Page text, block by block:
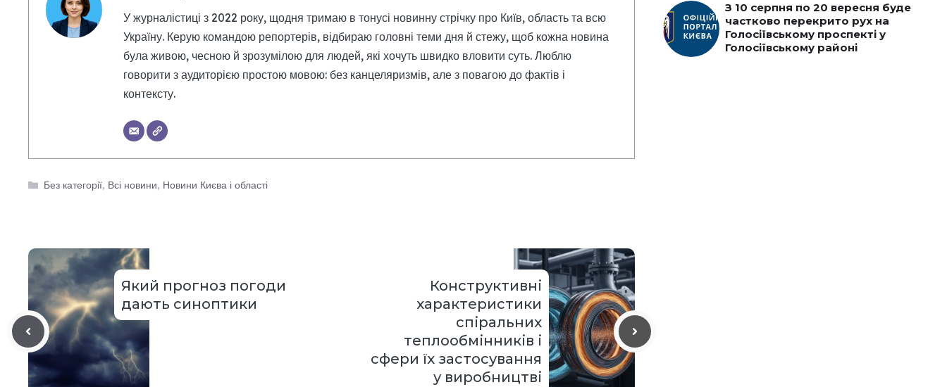
У журналістиці з 2022 року, щодня тримаю в тонусі новинну стрічку про Київ, область та всю
Україну. Керую командою репортерів, відбираю головні теми дня й стежу, щоб кожна новина
була живою, чесною й зрозумілою для людей, які хочуть швидко вловити суть. Люблю
говорити з аудиторією простою мовою: без канцеляризмів, але з повагою до фактів і
контексту.
Категорії
Без категорії, Всі новини, Новини Києва і області
Який прогноз погоди
дають синоптики
Конструктивні
характеристики
спіральних
теплообмінників і
сфери їх застосування
у виробництві
З 10 серпня по 20 вересня буде
частково перекрито рух на
Голосіївському проспекті у
Голосіївському районі